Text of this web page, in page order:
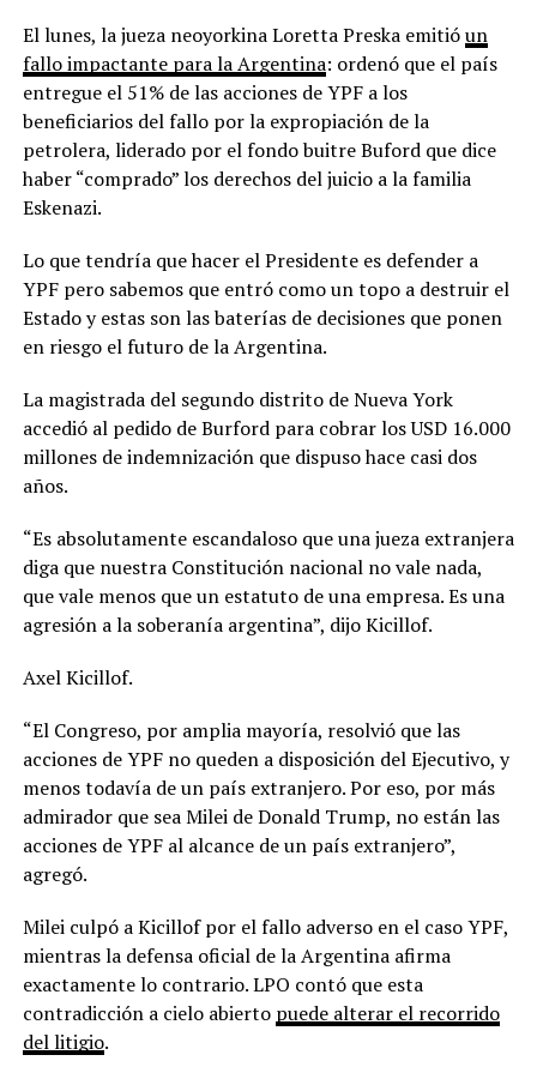
El lunes, la jueza neoyorkina Loretta Preska emitióun
fallo impactante para la Argentina: ordenó que el país
entregue el 51% de las acciones de YPF a los
beneficiarios del fallo por la expropiación de la
petrolera, liderado por el fondo buitre Buford que dice
haber “comprado” los derechos del juicio a la familia
Eskenazi.
Lo que tendría que hacer el Presidente es defender a
YPF pero sabemos que entró como un topo a destruir el
Estado y estas son las baterías de decisiones que ponen
en riesgo el futuro de la Argentina.
La magistrada del segundo distrito de Nueva York
accedió al pedido de Burford para cobrar los USD 16.000
millones de indemnización que dispuso hace casi dos
años.
“Es absolutamente escandaloso que una jueza extranjera
diga que nuestra Constitución nacional no vale nada,
que vale menos que un estatuto de una empresa. Es una
agresión a la soberanía argentina”, dijo Kicillof.
Axel Kicillof.
“El Congreso, por amplia mayoría, resolvió que las
acciones de YPF no queden a disposición del Ejecutivo, y
menos todavía de un país extranjero. Por eso, por más
admirador que sea Milei de Donald Trump, no están las
acciones de YPF al alcance de un país extranjero”,
agregó.
Milei culpó a Kicillof por el fallo adverso en el caso YPF,
mientras la defensa oficial de la Argentina afirma
exactamente lo contrario. LPO contó que esta
contradicción a cielo abierto puede alterar el recorrido
del litigio.